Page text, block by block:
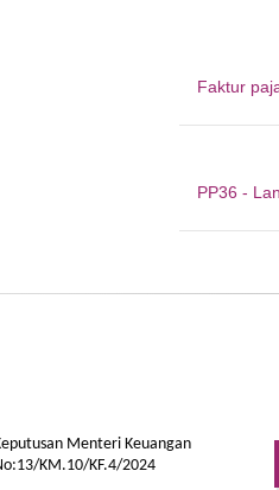
Faktur
PP36 -
Menteri Keuangan
KM.10/KF.4/2024